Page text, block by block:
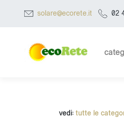
solare@ecorete.it 02
vedi: tutte le